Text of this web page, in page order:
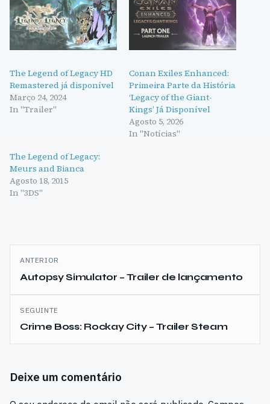
The Legend of Legacy HD
Remastered já disponível
Março 24, 2024
In "Trailer"
Conan Exiles Enhanced:
Primeira Parte da História
‘Legacy of the Giant-
Kings’ Já Disponível
Agosto 5, 2026
In "Notícias"
The Legend of Legacy:
Meurs and Bianca
Agosto 18, 2015
In "3DS"
Navegação
de
artigos
ANTERIOR
Autopsy Simulator – Trailer de lançamento
SEGUINTE
Crime Boss: Rockay City – Trailer Steam
Deixe um comentário